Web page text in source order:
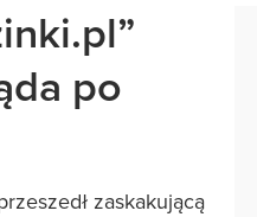
po
zaskakującą